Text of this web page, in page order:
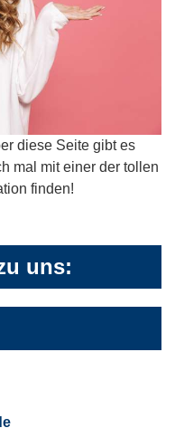
diese Seite gibt es
mal mit einer der tollen
finden!
uns: